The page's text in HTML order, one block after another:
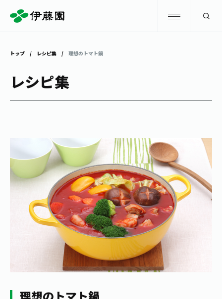
お〜いお茶
健康ミネラルむぎ茶
TULLY'S COFFEE
1日分の野菜
ブランドから探す
お茶を知る・楽しむ
お茶を知る・楽しむ
お茶を楽しむ
お茶のいれ方
動画ギャラリー
体験・イベント
体験・イベント
見学・体験
お茶の複合型博物館
店舗・通販
店舗・通販
伊藤園の店舗トップ
茶寮伊藤園
企業情報 GLOBAL
トップ レシピ集 理想のトマト鍋
レシピ集
理想のトマト鍋